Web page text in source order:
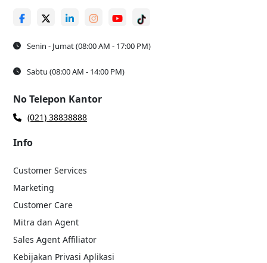
Senin - Jumat (08:00 AM - 17:00 PM)
Sabtu (08:00 AM - 14:00 PM)
No Telepon Kantor
(021) 38838888
Info
Customer Services
Marketing
Customer Care
Mitra dan Agent
Sales Agent Affiliator
Kebijakan Privasi Aplikasi